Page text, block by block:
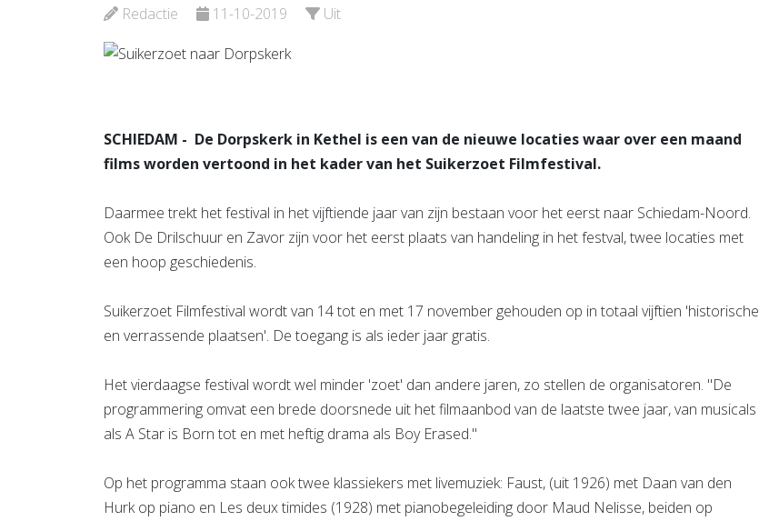
Redactie 11-10-2019 Uit
SCHIEDAM - De Dorpskerk in Kethel is een van de nieuwe locaties waar over een maand
films worden vertoond in het kader van het Suikerzoet Filmfestival.
Daarmee trekt het festival in het vijftiende jaar van zijn bestaan voor het eerst naar Schiedam-Noord.
Ook De Drilschuur en Zavor zijn voor het eerst plaats van handeling in het festval, twee locaties met
een hoop geschiedenis.
Suikerzoet Filmfestival wordt van 14 tot en met 17 november gehouden op in totaal vijftien 'historische
en verrassende plaatsen'. De toegang is als ieder jaar gratis.
Het vierdaagse festival wordt wel minder 'zoet' dan andere jaren, zo stellen de organisatoren. "De
programmering omvat een brede doorsnede uit het filmaanbod van de laatste twee jaar, van musicals
als A Star is Born tot en met heftig drama als Boy Erased."
Op het programma staan ook twee klassiekers met livemuziek: Faust, (uit 1926) met Daan van den
Hurk op piano en Les deux timides (1928) met pianobegeleiding door Maud Nelisse, beiden op
Bekijk de pagina